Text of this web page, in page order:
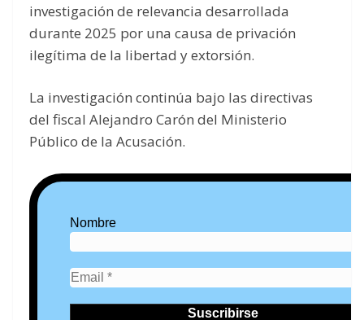
investigación de relevancia desarrollada
durante 2025 por una causa de privación
ilegítima de la libertad y extorsión.
La investigación continúa bajo las directivas
del fiscal Alejandro Carón del Ministerio
Público de la Acusación.
Nombre